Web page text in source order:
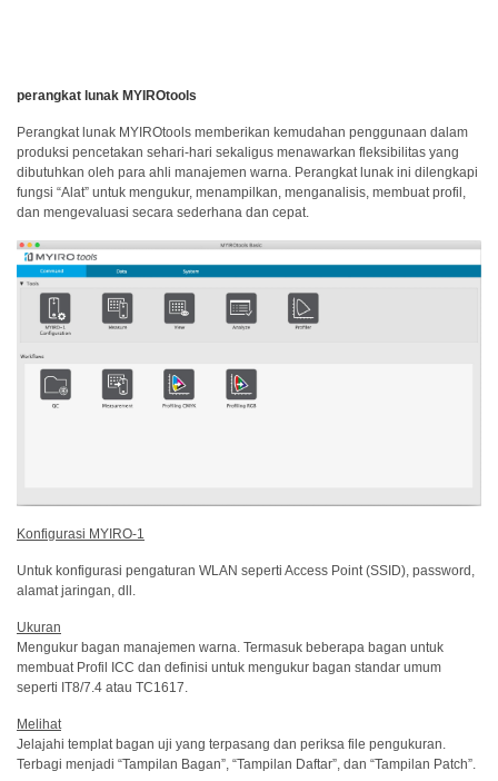
Unduhan
(ENG)
Buku
Pendidikan
Video
Youtube
Pusat
Pembelajaran
Pengukuran
Buku
Putih
Kasus
Webinar
Sesuai
Permintaan
Poster
perangkat lunak MYIROtools
Perangkat lunak MYIROtools memberikan kemudahan penggunaan dalam
produksi pencetakan sehari-hari sekaligus menawarkan fleksibilitas yang
dibutuhkan oleh para ahli manajemen warna. Perangkat lunak ini dilengkapi
fungsi “Alat” untuk mengukur, menampilkan, menganalisis, membuat profil,
dan mengevaluasi secara sederhana dan cepat.
Konfigurasi MYIRO-1
Untuk konfigurasi pengaturan WLAN seperti Access Point (SSID), password,
alamat jaringan, dll.
Ukuran
Mengukur bagan manajemen warna. Termasuk beberapa bagan untuk
membuat Profil ICC dan definisi untuk mengukur bagan standar umum
seperti IT8/7.4 atau TC1617.
Melihat
Jelajahi templat bagan uji yang terpasang dan periksa file pengukuran.
Terbagi menjadi “Tampilan Bagan”, “Tampilan Daftar”, dan “Tampilan Patch”.